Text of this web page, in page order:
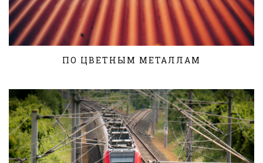
ПО ЦВЕТНЫМ МЕТАЛЛАМ